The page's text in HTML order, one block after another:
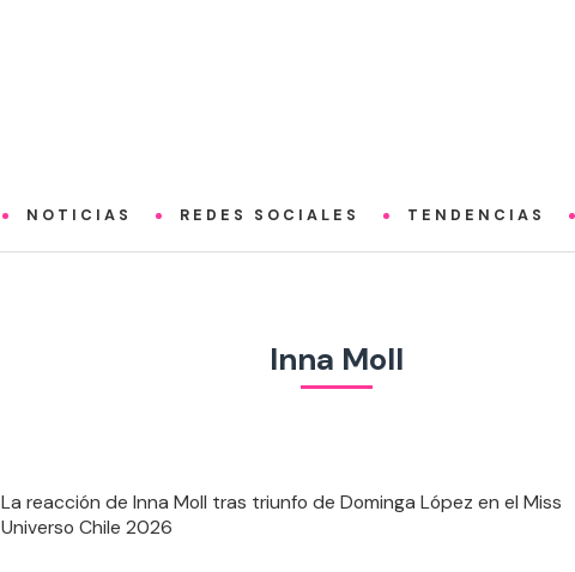
NOTICIAS REDES SOCIALES TENDENCIAS
Inna Moll
La reacción de Inna Moll tras triunfo de Dominga López en el Miss
Universo Chile 2026